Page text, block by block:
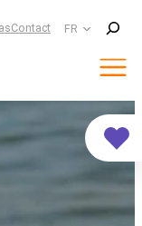
Contact FR
Suchen